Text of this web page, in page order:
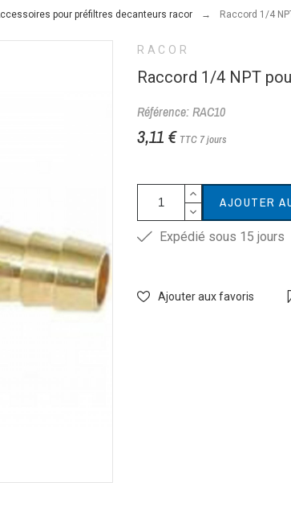
pour préfiltres decanteurs racor Raccord 1/4
RACOR
Raccord 1/4 NPT
Référence: RAC10
3,11 € TTC 7 jours
AJOUTER
Expédié sous 15 jours
Ajouter aux favoris